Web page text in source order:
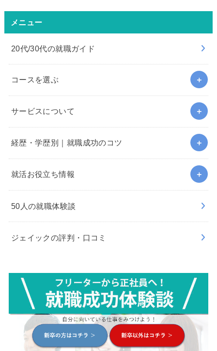
メニュー
20代/30代の就職ガイド
コースを選ぶ
サービスについて
経歴・学歴別｜就職成功のコツ
就活お役立ち情報
50人の就職体験談
ジェイックの評判・口コミ